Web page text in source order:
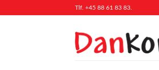
Tlf. +45 88 61 83 83.